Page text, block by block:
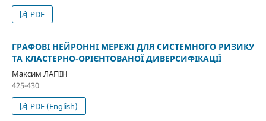
PDF
ГРАФОВІ НЕЙРОННІ МЕРЕЖІ ДЛЯ СИСТЕМНОГО РИЗИКУ
ТА КЛАСТЕРНО-ОРІЄНТОВАНОЇ ДИВЕРСИФІКАЦІЇ
Максим ЛАПІН
425-430
PDF (English)